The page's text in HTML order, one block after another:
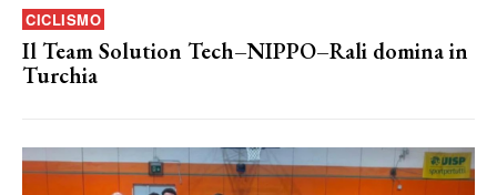
CICLISMO
Il Team Solution Tech–NIPPO–Rali domina in
Turchia